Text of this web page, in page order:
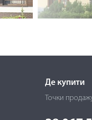
Де купити
Точки